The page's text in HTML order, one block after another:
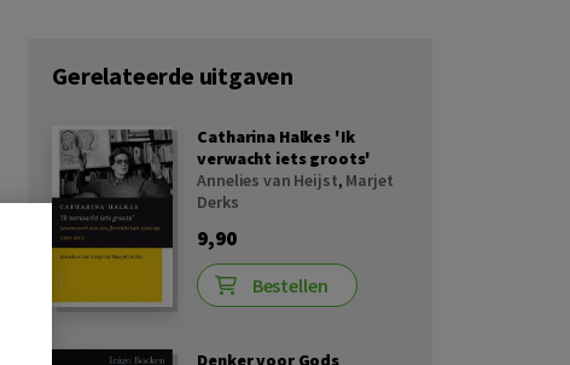
Gerelateerde uitgaven
Catharina Halkes 'Ik
verwacht iets groots'
Annelies van Heijst, Marjet
Derks
9,90
Bestellen
Denker voor Gods